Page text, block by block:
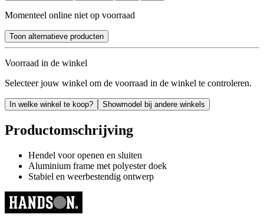
Momenteel online niet op voorraad
Toon alternatieve producten
Voorraad in de winkel
Selecteer jouw winkel om de voorraad in de winkel te controleren.
In welke winkel te koop? Showmodel bij andere winkels
Productomschrijving
Hendel voor openen en sluiten
Aluminium frame met polyester doek
Stabiel en weerbestendig ontwerp